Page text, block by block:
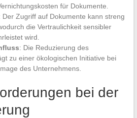
für Dokumente.
Der Zugriff auf Dokumente kann streng
die Vertraulichkeit sensibler
wird.
: Die Reduzierung des
zu einer ökologischen Initiative bei
des Unternehmens.
bei der